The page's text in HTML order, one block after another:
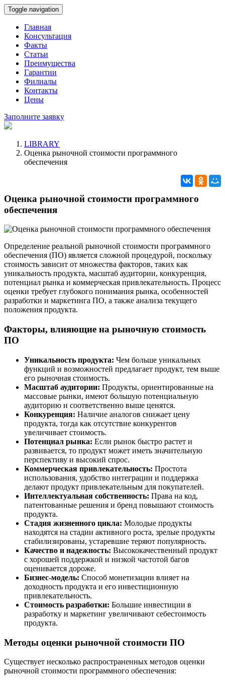
Toggle navigation
Главная
Консультация
Факты
Статьи
Преимущества
Гарантии
Филиалы
Контакты
Цены
Заполните заявку
LIBRARY
Оценка рыночной стоимости программного
обеспечения
Оценка рыночной стоимости программного
обеспечения
Определение реальной рыночной стоимости программного
обеспечения (ПО) является сложной процедурой, поскольку
стоимость зависит от множества факторов, таких как
уникальность продукта, масштаб аудитории, конкуренция,
потенциал рынка и коммерческая привлекательность. Процесс
оценки требует глубокого понимания рынка, особенностей
разработки и маркетинга ПО, а также анализа текущего
положения продукта.
Факторы, влияющие на рыночную стоимость
ПО
Уникальность продукта: Чем больше уникальных
функций и возможностей предлагает продукт, тем выше
его рыночная стоимость.
Масштаб аудитории: Продукты, ориентированные на
массовые рынки, имеют большую потенциальную
аудиторию и соответственно выше ценятся.
Конкуренция: Наличие аналогов снижает цену
продукта, тогда как отсутствие конкурентов
увеличивает стоимость.
Потенциал рынка: Если рынок быстро растет и
развивается, то продукт может иметь значительную
перспективу и высокий спрос.
Коммерческая привлекательность: Простота
использования, удобство интеграции и поддержка
делают продукт привлекательным для покупателей.
Интеллектуальная собственность: Права на код,
патентованные решения и бренд повышают стоимость
продукта.
Стадия жизненного цикла: Молодые продукты
находятся на стадии активного роста, зрелые продукты
стабилизированы, устаревшие теряют популярность.
Качество и надежность: Высококачественный продукт
с хорошей поддержкой и низкой частотой багов
оценивается дороже.
Бизнес-модель: Способ монетизации влияет на
доходность продукта и его инвестиционную
привлекательность.
Стоимость разработки: Большие инвестиции в
разработку и маркетинг увеличивают себестоимость
продукта.
Методы оценки рыночной стоимости ПО
Существует несколько распространенных методов оценки
рыночной стоимости программного обеспечения: